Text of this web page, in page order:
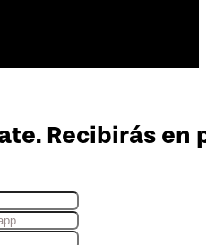
Recibirás en